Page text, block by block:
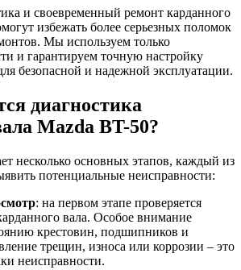
и своевременный ремонт карданного
избежать более серьезных поломок
Мы используем только
и гарантируем точную настройку
безопасной и надежной эксплуатации.
диагностика
Mazda BT-50?
несколько основных этапов, каждый из
потенциальные неисправности:
: на первом этапе проверяется
вала. Особое внимание
крестовин, подшипников и
трещин, износа или коррозии – это
неисправности.